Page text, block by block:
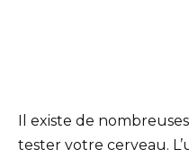
Il existe de
tester votre cerveau.